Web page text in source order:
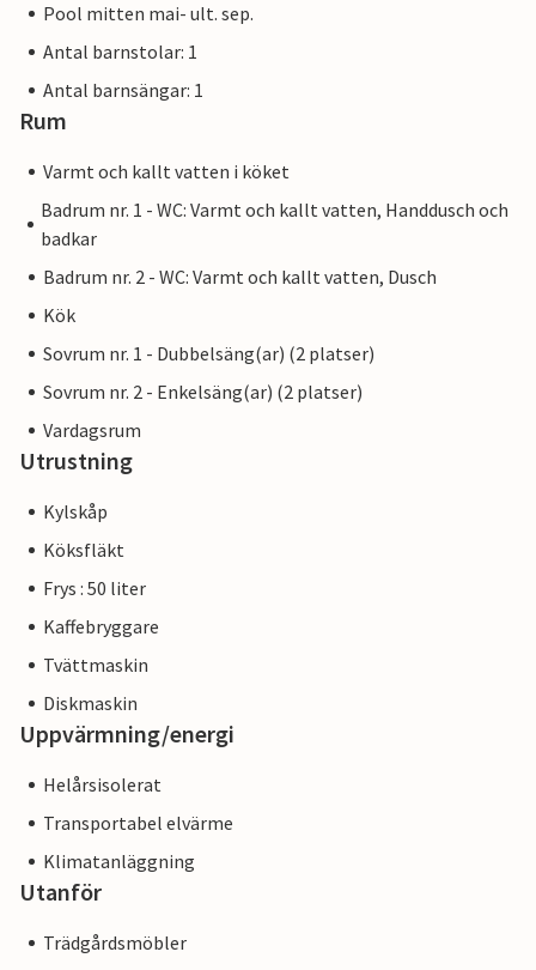
Pool mitten mai- ult. sep.
Antal barnstolar: 1
Antal barnsängar: 1
Rum
Varmt och kallt vatten i köket
Badrum nr. 1 - WC: Varmt och kallt vatten, Handdusch och
badkar
Badrum nr. 2 - WC: Varmt och kallt vatten, Dusch
Kök
Sovrum nr. 1 - Dubbelsäng(ar) (2 platser)
Sovrum nr. 2 - Enkelsäng(ar) (2 platser)
Vardagsrum
Utrustning
Kylskåp
Köksfläkt
Frys : 50 liter
Kaffebryggare
Tvättmaskin
Diskmaskin
Uppvärmning/energi
Helårsisolerat
Transportabel elvärme
Klimatanläggning
Utanför
Trädgårdsmöbler